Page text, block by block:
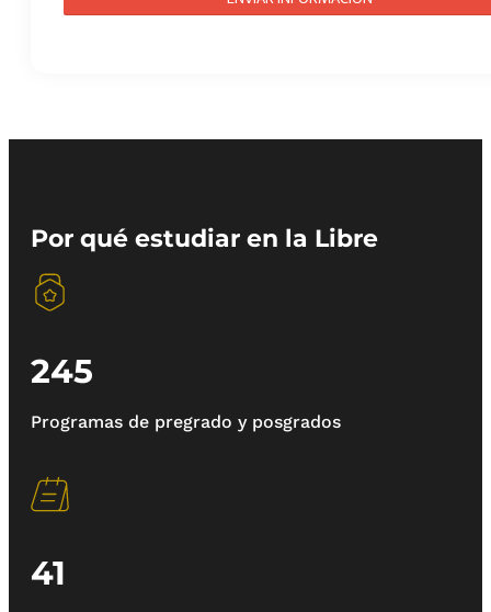
Por qué estudiar en la Libre
245
Programas de pregrado y posgrados
41